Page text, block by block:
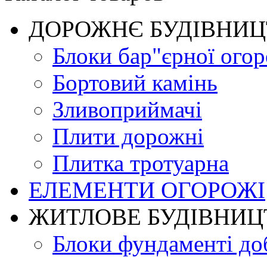
ДОРОЖНЄ
Блоки бар"єрної
Бортовий камінь
Зливоприймачі
Плити дорожні
Плитка тротуарна
ЕЛЕМЕНТИ ОГОРОЖІ
ЖИТЛОВЕ
Блоки фундаменті